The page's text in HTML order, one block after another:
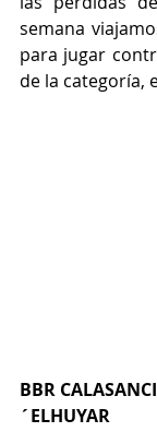
semana
para jugar
de la categoría,
BBR
´ELHUYAR